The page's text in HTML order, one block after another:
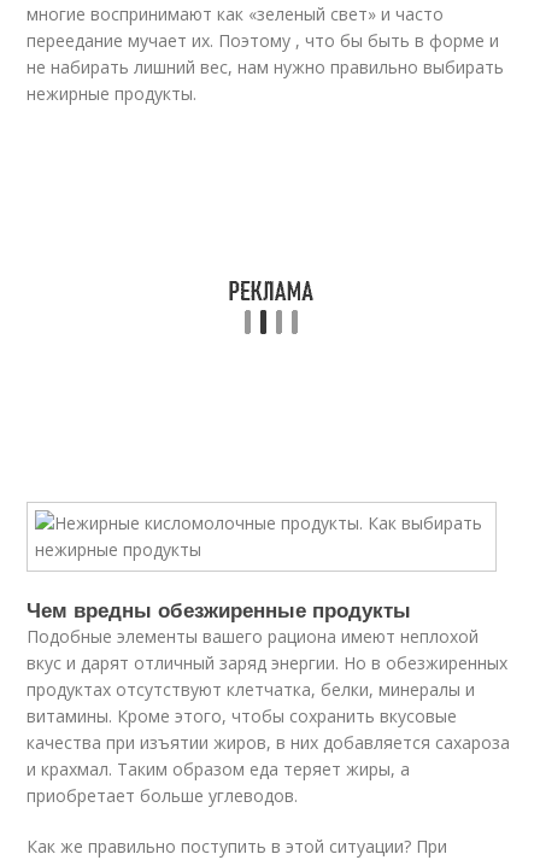
многие воспринимают как «зеленый свет» и часто
переедание мучает их. Поэтому , что бы быть в форме и
не набирать лишний вес, нам нужно правильно выбирать
нежирные продукты.
Чем вредны обезжиренные продукты
Подобные элементы вашего рациона имеют неплохой
вкус и дарят отличный заряд энергии. Но в обезжиренных
продуктах отсутствуют клетчатка, белки, минералы и
витамины. Кроме этого, чтобы сохранить вкусовые
качества при изъятии жиров, в них добавляется сахароза
и крахмал. Таким образом еда теряет жиры, а
приобретает больше углеводов.
Как же правильно поступить в этой ситуации? При